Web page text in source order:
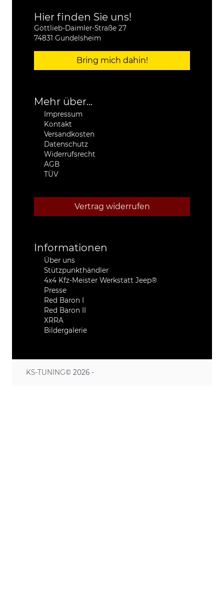
Hier finden Sie uns!
Gottlieb-Daimler-Straße 27
74831 Gundelsheim
Bring mich dahin!
Mehr über...
Impressum
Kontakt
Versandkosten
Datenschutz
Widerrufsrecht
AGB
TÜV
Vertrag widerrufen
Informationen
Über uns
Stützpunkthändler
4x4 Kfz-Meister Werkstatt Jeep®
Presse
Red Baron I
Red Baron II
XRRA
Bildergalerie
© 2026 -
KS-TUNING